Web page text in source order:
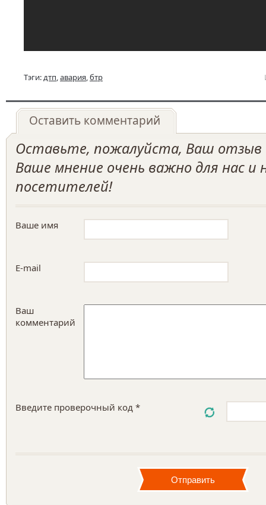
Тэги:дтп,авария,бтр
Оставить комментарий
Оставьте, пожалуйста, Ваш отзыв
Ваше мнение очень важно для нас и
посетителей!
Ваше имя
E-mail
Ваш
комментарий
Введите проверочный код *